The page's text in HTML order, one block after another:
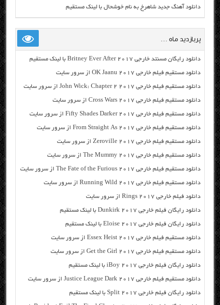
دانلود آهنگ جدید شاهرخ به نام خوشحال با لینک مستقیم
پربازدید ماه …
دانلود رایگان مسنتد خارجی Britney Ever After 2017 با لینک مستقیم
دانلود مستقیم فیلم خارجی OK Jaanu 2017 از سرور سایت
دانلود مستقیم فیلم خارجی John Wick: Chapter 2 2017 از سرور سایت
دانلود مستقیم فیلم خارجی Cross Wars 2017 از سرور سایت
دانلود مستقیم فیلم خارجی Fifty Shades Darker 2017 از سرور سایت
دانلود مستقیم فیلم خارجی From Straight As 2017 از سرور سایت
دانلود مستقیم فیلم خارجی Zeroville 2017 از سرور سایت
دانلود مستقیم فیلم خارجی The Mummy 2017 از سرور سایت
دانلود مستقیم فیلم خارجی The Fate of the Furious 2017 از سرور سایت
دانلود مستقیم فیلم خارجی Running Wild 2017 از سرور سایت
دانلود فیلم خارجی Rings 2017 از سرور سایت
دانلود رایگان فیلم خارجی Dunkirk 2017 با لینک مستقیم
دانلود رایگان فیلم خارجی Eloise 2017 با لینک مستقیم
دانلود مستقیم فیلم خارجی Essex Heist 2017 از سرور سایت
دانلود مستقیم فیلم خارجی Get the Girl 2017 از سرور سایت
دانلود رایگان فیلم خارجی iBoy 2017 با لینک مستقیم
دانلود مستقیم فیلم خارجی Justice League Dark 2017 از سرور سایت
دانلود رایگان فیلم خارجی Split 2017 با لینک مستقیم